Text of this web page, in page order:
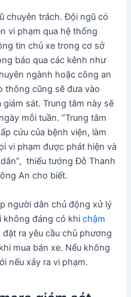
chuyên trách. Đội ngũ có
vi phạm qua hệ thống
tin chủ xe trong cơ sở
báo qua các kênh như
ngành hoặc công an
thông cũng sẽ đưa vào
sát. Trung tâm này sẽ
mỗi tuần. “Trung tâm
cứu của bệnh viện, làm
vi phạm được phát hiện và
thiếu tướng Đỗ Thanh
An cho biết.
người dân chủ động xử lý
không đáng có khichậm
đặt ra yêu cầu chủ phương
mua bán xe. Nếu không
nếu xảy ra vi phạm.